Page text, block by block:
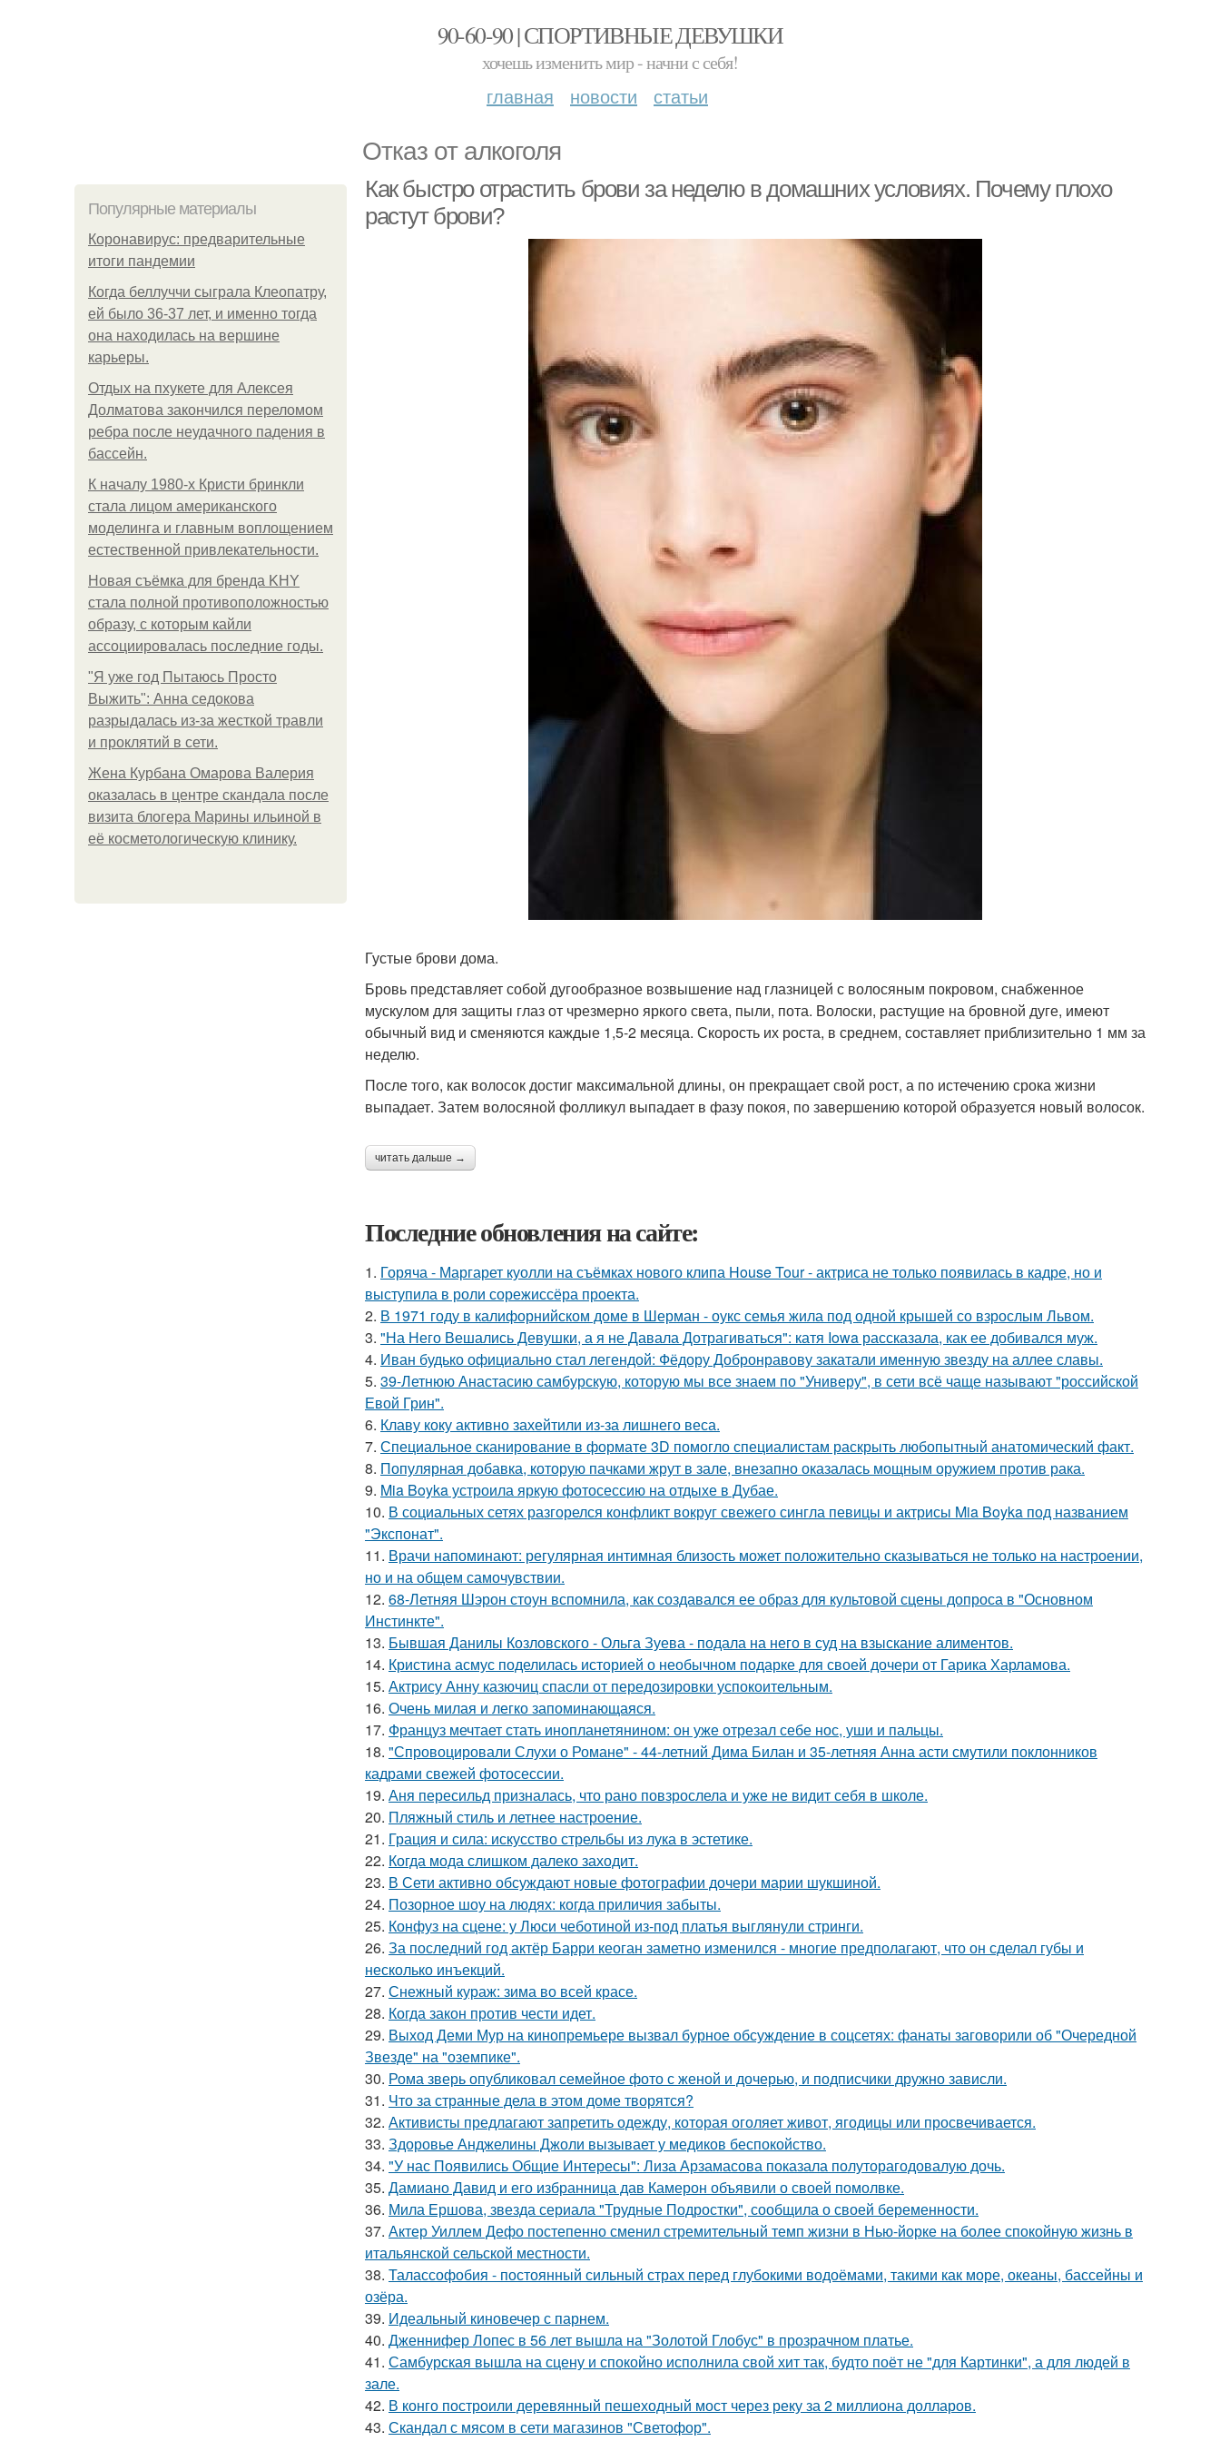
90-60-90 | СПОРТИВНЫЕ ДЕВУШКИ
хочешь изменить мир - начни с себя!
главная новости статьи
Отказ от алкоголя
Популярные материалы
Коронавирус: предварительные
итоги пандемии
Когда беллуччи сыграла Клеопатру,
ей было 36-37 лет, и именно тогда
она находилась на вершине
карьеры.
Отдых на пхукете для Алексея
Долматова закончился переломом
ребра после неудачного падения в
бассейн.
К началу 1980-х Кристи бринкли
стала лицом американского
моделинга и главным воплощением
естественной привлекательности.
Новая съёмка для бренда KHY
стала полной противоположностью
образу, с которым кайли
ассоциировалась последние годы.
"Я уже год Пытаюсь Просто
Выжить": Анна седокова
разрыдалась из-за жесткой травли
и проклятий в сети.
Жена Курбана Омарова Валерия
оказалась в центре скандала после
визита блогера Марины ильиной в
её косметологическую клинику.
Как быстро отрастить брови за неделю в домашних условиях. Почему плохо
растут брови?
Густые брови дома.
Бровь представляет собой дугообразное возвышение над глазницей с волосяным покровом, снабженное
мускулом для защиты глаз от чрезмерно яркого света, пыли, пота. Волоски, растущие на бровной дуге, имеют
обычный вид и сменяются каждые 1,5-2 месяца. Скорость их роста, в среднем, составляет приблизительно 1 мм за
неделю.
После того, как волосок достиг максимальной длины, он прекращает свой рост, а по истечению срока жизни
выпадает. Затем волосяной фолликул выпадает в фазу покоя, по завершению которой образуется новый волосок.
читать дальше →
Последние обновления на сайте:
1. Горяча - Маргарет куолли на съёмках нового клипа House Tour - актриса не только появилась в кадре, но и
выступила в роли сорежиссёра проекта.
2. В 1971 году в калифорнийском доме в Шерман - оукс семья жила под одной крышей со взрослым Львом.
3. "На Него Вешались Девушки, а я не Давала Дотрагиваться": катя Iowa рассказала, как ее добивался муж.
4. Иван будько официально стал легендой: Фёдору Добронравову закатали именную звезду на аллее славы.
5. 39-Летнюю Анастасию самбурскую, которую мы все знаем по "Универу", в сети всё чаще называют "российской
Евой Грин".
6. Клаву коку активно захейтили из-за лишнего веса.
7. Специальное сканирование в формате 3D помогло специалистам раскрыть любопытный анатомический факт.
8. Популярная добавка, которую пачками жрут в зале, внезапно оказалась мощным оружием против рака.
9. Mia Boyka устроила яркую фотосессию на отдыхе в Дубае.
10. В социальных сетях разгорелся конфликт вокруг свежего сингла певицы и актрисы Mia Boyka под названием
"Экспонат".
11. Врачи напоминают: регулярная интимная близость может положительно сказываться не только на настроении,
но и на общем самочувствии.
12. 68-Летняя Шэрон стоун вспомнила, как создавался ее образ для культовой сцены допроса в "Основном
Инстинкте".
13. Бывшая Данилы Козловского - Ольга Зуева - подала на него в суд на взыскание алиментов.
14. Кристина асмус поделилась историей о необычном подарке для своей дочери от Гарика Харламова.
15. Актрису Анну казючиц спасли от передозировки успокоительным.
16. Очень милая и легко запоминающаяся.
17. Француз мечтает стать инопланетянином: он уже отрезал себе нос, уши и пальцы.
18. "Спровоцировали Слухи о Романе" - 44-летний Дима Билан и 35-летняя Анна асти смутили поклонников
кадрами свежей фотосессии.
19. Аня пересильд призналась, что рано повзрослела и уже не видит себя в школе.
20. Пляжный стиль и летнее настроение.
21. Грация и сила: искусство стрельбы из лука в эстетике.
22. Когда мода слишком далеко заходит.
23. В Сети активно обсуждают новые фотографии дочери марии шукшиной.
24. Позорное шоу на людях: когда приличия забыты.
25. Конфуз на сцене: у Люси чеботиной из-под платья выглянули стринги.
26. За последний год актёр Барри кеоган заметно изменился - многие предполагают, что он сделал губы и
несколько инъекций.
27. Снежный кураж: зима во всей красе.
28. Когда закон против чести идет.
29. Выход Деми Мур на кинопремьере вызвал бурное обсуждение в соцсетях: фанаты заговорили об "Очередной
Звезде" на "оземпике".
30. Рома зверь опубликовал семейное фото с женой и дочерью, и подписчики дружно зависли.
31. Что за странные дела в этом доме творятся?
32. Активисты предлагают запретить одежду, которая оголяет живот, ягодицы или просвечивается.
33. Здоровье Анджелины Джоли вызывает у медиков беспокойство.
34. "У нас Появились Общие Интересы": Лиза Арзамасова показала полуторагодовалую дочь.
35. Дамиано Давид и его избранница дав Камерон объявили о своей помолвке.
36. Мила Ершова, звезда сериала "Трудные Подростки", сообщила о своей беременности.
37. Актер Уиллем Дефо постепенно сменил стремительный темп жизни в Нью-йорке на более спокойную жизнь в
итальянской сельской местности.
38. Талассофобия - постоянный сильный страх перед глубокими водоёмами, такими как море, океаны, бассейны и
озёра.
39. Идеальный киновечер с парнем.
40. Дженнифер Лопес в 56 лет вышла на "Золотой Глобус" в прозрачном платье.
41. Самбурская вышла на сцену и спокойно исполнила свой хит так, будто поёт не "для Картинки", а для людей в
зале.
42. В конго построили деревянный пешеходный мост через реку за 2 миллиона долларов.
43. Скандал с мясом в сети магазинов "Светофор".